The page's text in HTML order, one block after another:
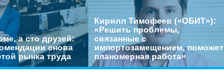
а сто друзей:
снова
рынка труда
Кирилл Тимофеев («ОБИТ»):
«Решить проблемы,
связанные с
импортозамещением, поможет
планомерная работа»